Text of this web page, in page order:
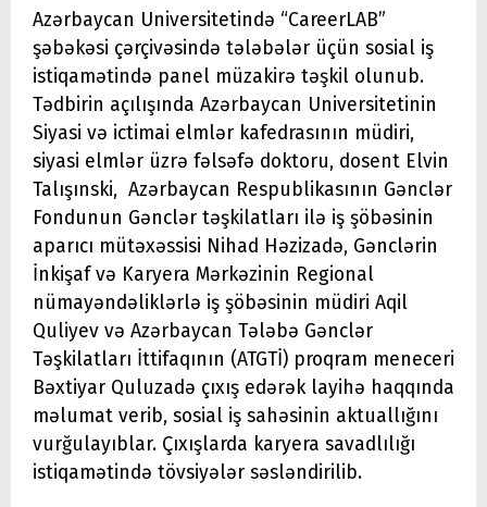
Azərbaycan Universitetində “CareerLAB”
şəbəkəsi çərçivəsində tələbələr üçün sosial iş
istiqamətində panel müzakirə təşkil olunub.
Tədbirin açılışında Azərbaycan Universitetinin
Siyasi və ictimai elmlər kafedrasının müdiri,
siyasi elmlər üzrə fəlsəfə doktoru, dosent Elvin
Talışınski, Azərbaycan Respublikasının Gənclər
Fondunun Gənclər təşkilatları ilə iş şöbəsinin
aparıcı mütəxəssisi Nihad Həzizadə, Gənclərin
İnkişaf və Karyera Mərkəzinin Regional
nümayəndəliklərlə iş şöbəsinin müdiri Aqil
Quliyev və Azərbaycan Tələbə Gənclər
Təşkilatları İttifaqının (ATGTİ) proqram meneceri
Bəxtiyar Quluzadə çıxış edərək layihə haqqında
məlumat verib, sosial iş sahəsinin aktuallığını
vurğulayıblar. Çıxışlarda karyera savadlılığı
istiqamətində tövsiyələr səsləndirilib.